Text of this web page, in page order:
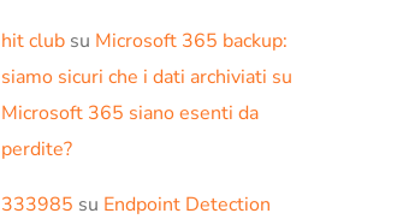
hit club su Microsoft 365 backup:
siamo sicuri che i dati archiviati su
Microsoft 365 siano esenti da
perdite?
333985 su Endpoint Detection